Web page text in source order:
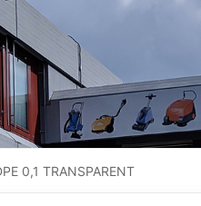
0,1 TRANSPARENT